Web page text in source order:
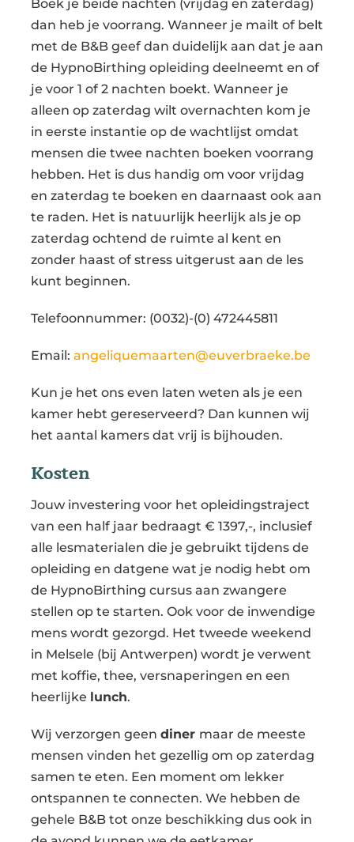
Boek je beide nachten (vrijdag en zaterdag)
dan heb je voorrang. Wanneer je mailt of belt
met de B&B geef dan duidelijk aan dat je aan
de HypnoBirthing opleiding deelneemt en of
je voor 1 of 2 nachten boekt. Wanneer je
alleen op zaterdag wilt overnachten kom je
in eerste instantie op de wachtlijst omdat
mensen die twee nachten boeken voorrang
hebben. Het is dus handig om voor vrijdag
en zaterdag te boeken en daarnaast ook aan
te raden. Het is natuurlijk heerlijk als je op
zaterdag ochtend de ruimte al kent en
zonder haast of stress uitgerust aan de les
kunt beginnen.
Telefoonnummer: (0032)-(0) 472445811
Email: angeliquemaarten@euverbraeke.be
Kun je het ons even laten weten als je een
kamer hebt gereserveerd? Dan kunnen wij
het aantal kamers dat vrij is bijhouden.
Kosten
Jouw investering voor het opleidingstraject
van een half jaar bedraagt € 1397,-, inclusief
alle lesmaterialen die je gebruikt tijdens de
opleiding en datgene wat je nodig hebt om
de HypnoBirthing cursus aan zwangere
stellen op te starten. Ook voor de inwendige
mens wordt gezorgd. Het tweede weekend
in Melsele (bij Antwerpen) wordt je verwent
met koffie, thee, versnaperingen en een
heerlijke lunch.
Wij verzorgen geen diner maar de meeste
mensen vinden het gezellig om op zaterdag
samen te eten. Een moment om lekker
ontspannen te connecten. We hebben de
gehele B&B tot onze beschikking dus ook in